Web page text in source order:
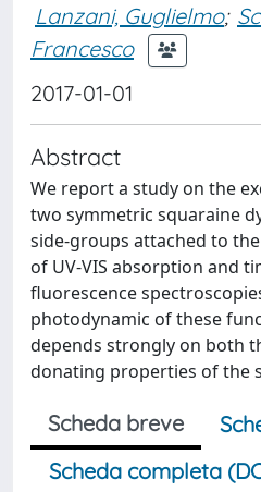
Lanzani, Guglielmo;
Francesco
2017-01-01
Abstract
We report a study on the
two symmetric squaraine
side-groups attached to
of UV-VIS absorption and
fluorescence
photodynamic of these
depends strongly on both
donating properties of the
Scheda breve
Scheda completa